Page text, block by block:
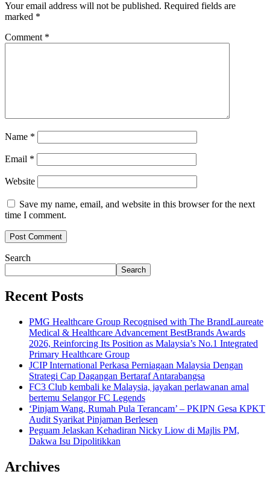
Your email address will not be published. Required fields are
marked *
Comment *
Name *
Email *
Website
Save my name, email, and website in this browser for the next
time I comment.
Search
Search
Recent Posts
PMG Healthcare Group Recognised with The BrandLaureate
Medical & Healthcare Advancement BestBrands Awards
2026, Reinforcing Its Position as Malaysia’s No.1 Integrated
Primary Healthcare Group
JCIP International Perkasa Perniagaan Malaysia Dengan
Strategi Cap Dagangan Bertaraf Antarabangsa
FC3 Club kembali ke Malaysia, jayakan perlawanan amal
bertemu Selangor FC Legends
‘Pinjam Wang, Rumah Pula Terancam’ – PKIPN Gesa KPKT
Audit Syarikat Pinjaman Berlesen
Peguam Jelaskan Kehadiran Nicky Liow di Majlis PM,
Dakwa Isu Dipolitikkan
Archives